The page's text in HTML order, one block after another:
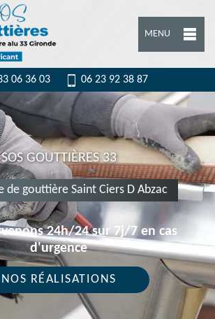
MENU
06 36 03 06 23 92 38 87
SOS GOUTTIÈRES 33
de gouttière Saint Ciers D Abzac
24h/24 sur 7j/7 en cas
d'urgence
NOS RÉALISATIONS